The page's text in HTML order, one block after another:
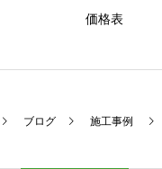
価格表
ブログ 施工事例